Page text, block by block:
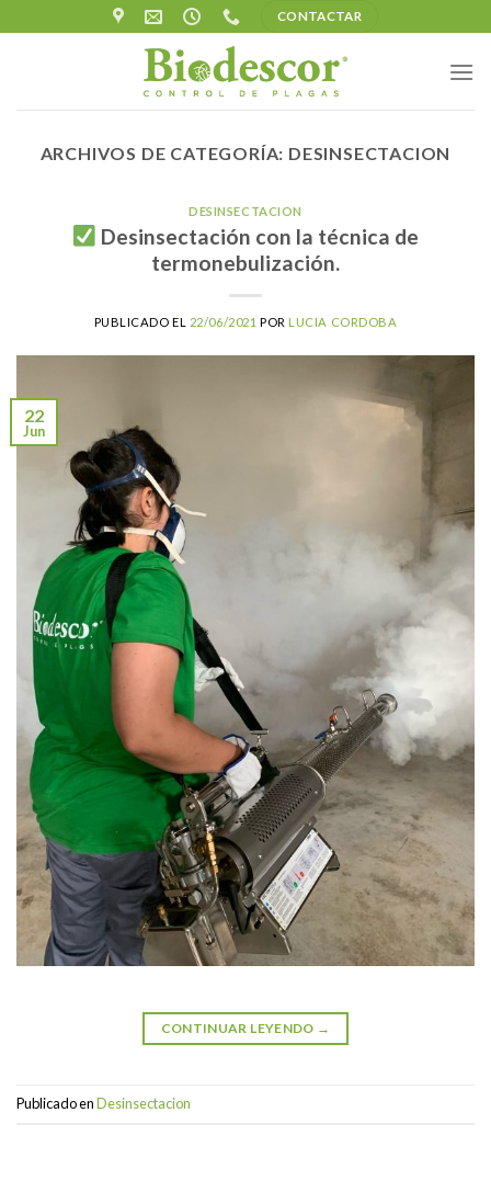
to
CONTACTAR
ARCHIVOS DE CATEGORÍA: DESINSECTACION
DESINSECTACION
Desinsectación con la técnica de
termonebulización.
PUBLICADO EL 22/06/2021 POR LUCIA CORDOBA
22
Jun
CONTINUAR LEYENDO →
Publicado enDesinsectacion